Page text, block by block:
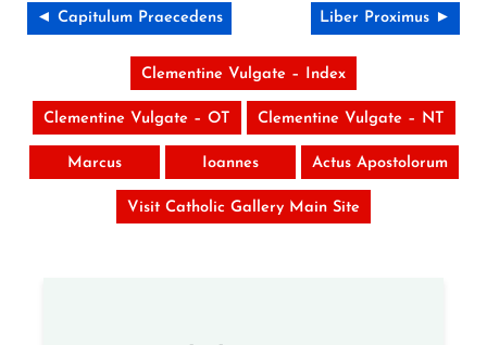
◄ Capitulum Praecedens Liber Proximus ►
Clementine Vulgate – Index
Clementine Vulgate – OT Clementine Vulgate – NT
Marcus Ioannes Actus Apostolorum
Visit Catholic Gallery Main Site